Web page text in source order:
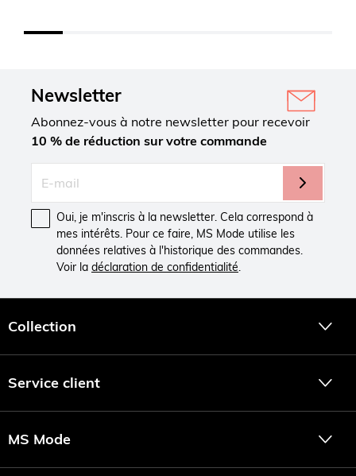
Newsletter
Abonnez-vous à notre newsletter pour recevoir
10 % de réduction sur votre commande
Oui, je m'inscris à la newsletter. Cela correspond à
mes intérêts. Pour ce faire, MS Mode utilise les
données relatives à l'historique des commandes.
Voir la déclaration de confidentialité.
Collection
Service client
MS Mode